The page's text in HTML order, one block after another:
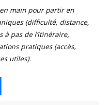
main pour partir en
(difficulté, distance,
à pas de l’itinéraire,
pratiques (accès,
utiles).